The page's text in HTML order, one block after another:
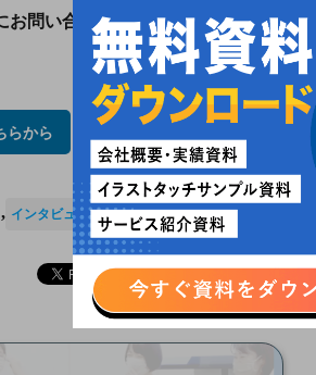
お問い合わせいただければと思いま
らから
, インタビュー